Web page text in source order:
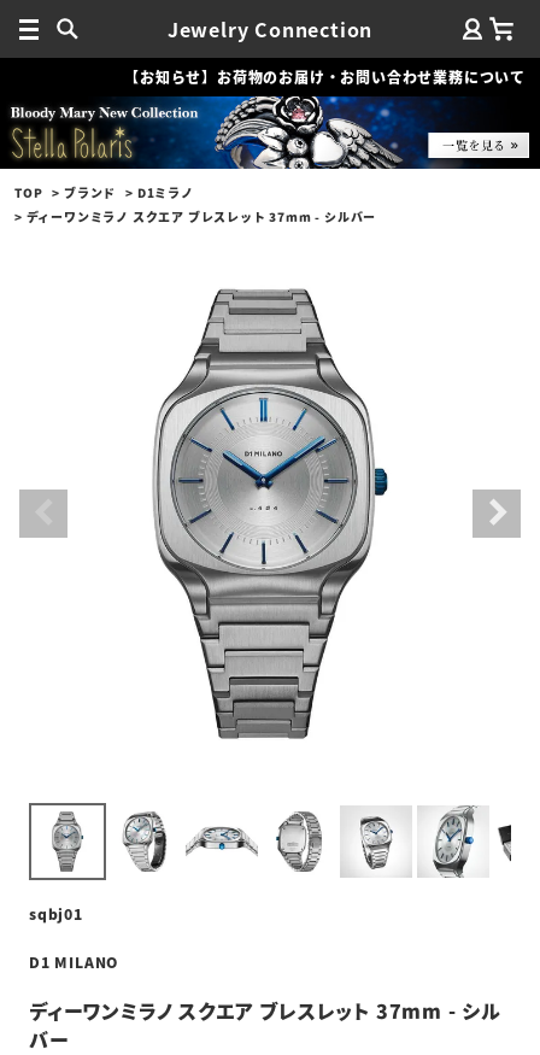
Jewelry Connection
【お知らせ】お荷物のお届け・お問い合わせ業務について
TOP ブランド
D1ミラノ
ディーワンミラノ スクエア ブレスレット 37mm - シルバー
sqbj01
D1 MILANO
ディーワンミラノ スクエア ブレスレット 37mm - シル
バー